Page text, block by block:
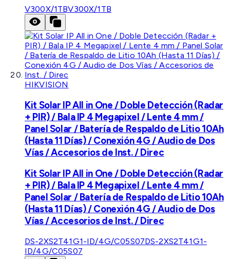
V300X/1TBV300X/1TB
HIKVISION
Kit Solar IP All in One / Doble Detección (Radar
+ PIR) / Bala IP 4 Megapixel / Lente 4 mm /
Panel Solar / Batería de Respaldo de Litio 10Ah
(Hasta 11 Días) / Conexión 4G / Audio de Dos
Vías / Accesorios de Inst. / Direc
Kit Solar IP All in One / Doble Detección (Radar
+ PIR) / Bala IP 4 Megapixel / Lente 4 mm /
Panel Solar / Batería de Respaldo de Litio 10Ah
(Hasta 11 Días) / Conexión 4G / Audio de Dos
Vías / Accesorios de Inst. / Direc
DS-2XS2T41G1-ID/4G/C05S07DS-2XS2T41G1-
ID/4G/C05S07